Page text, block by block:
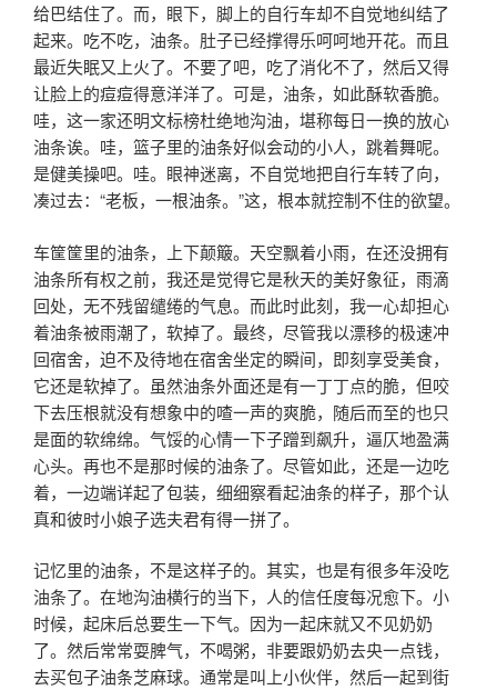
给巴结住了。而，眼下，脚上的自行车却不自觉地纠结了
起来。吃不吃，油条。肚子已经撑得乐呵呵地开花。而且
最近失眠又上火了。不要了吧，吃了消化不了，然后又得
让脸上的痘痘得意洋洋了。可是，油条，如此酥软香脆。
哇，这一家还明文标榜杜绝地沟油，堪称每日一换的放心
油条诶。哇，篮子里的油条好似会动的小人，跳着舞呢。
是健美操吧。哇。眼神迷离，不自觉地把自行车转了向，
凑过去：“老板，一根油条。”这，根本就控制不住的欲望。
车筐筐里的油条，上下颠簸。天空飘着小雨，在还没拥有
油条所有权之前，我还是觉得它是秋天的美好象征，雨滴
回处，无不残留缱绻的气息。而此时此刻，我一心却担心
着油条被雨潮了，软掉了。最终，尽管我以漂移的极速冲
回宿舍，迫不及待地在宿舍坐定的瞬间，即刻享受美食，
它还是软掉了。虽然油条外面还是有一丁丁点的脆，但咬
下去压根就没有想象中的喳一声的爽脆，随后而至的也只
是面的软绵绵。气馁的心情一下子蹭到飙升，逼仄地盈满
心头。再也不是那时候的油条了。尽管如此，还是一边吃
着，一边端详起了包装，细细察看起油条的样子，那个认
真和彼时小娘子选夫君有得一拼了。
记忆里的油条，不是这样子的。其实，也是有很多年没吃
油条了。在地沟油横行的当下，人的信任度每况愈下。小
时候，起床后总要生一下气。因为一起床就又不见奶奶
了。然后常常耍脾气，不喝粥，非要跟奶奶去央一点钱，
去买包子油条芝麻球。通常是叫上小伙伴，然后一起到街